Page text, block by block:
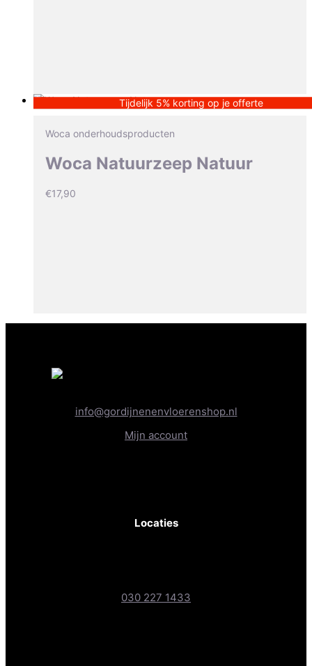
Tijdelijk 5% korting op je offerte
Woca onderhoudsproducten
Woca Natuurzeep Natuur
€17,90
info@gordijnenenvloerenshop.nl
Mijn account
Locaties
030 227 1433